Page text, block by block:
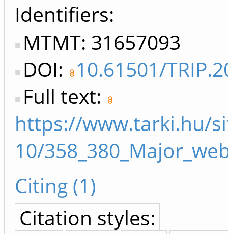
Identifiers
MTMT: 31657093
DOI: 10.61501/
Full text:
https://www.tarki.hu/
10/
Citing (1)
Citation styles: